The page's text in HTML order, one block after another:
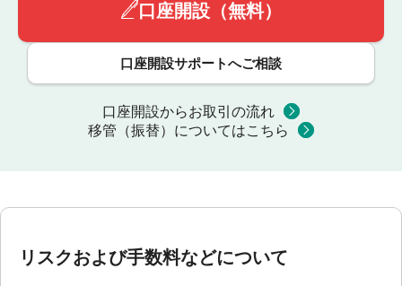
口座開設（無料）
口座開設サポートへご相談
口座開設からお取引の流れ
移管（振替）についてはこちら
リスクおよび手数料などについて